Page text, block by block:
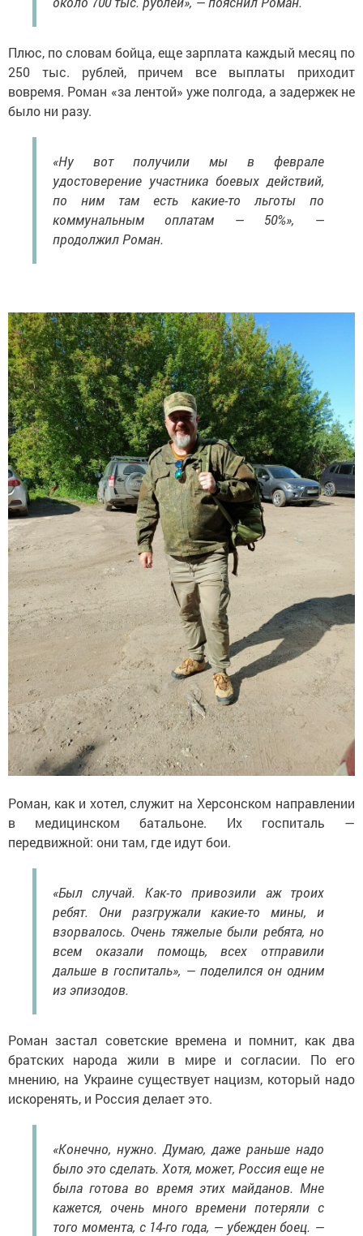
Плюс, по словам бойца, еще зарплата каждый месяц по
250 тыс. рублей, причем все выплаты приходит
вовремя. Роман «за лентой» уже полгода, а задержек не
было ни разу.
«Ну вот получили мы в феврале
удостоверение участника боевых действий,
по ним там есть какие-то льготы по
коммунальным оплатам — 50%», —
продолжил Роман.
Роман, как и хотел, служит на Херсонском направлении
в медицинском батальоне. Их госпиталь —
передвижной: они там, где идут бои.
«Был случай. Как-то привозили аж троих
ребят. Они разгружали какие-то мины, и
взорвалось. Очень тяжелые были ребята, но
всем оказали помощь, всех отправили
дальше в госпиталь», — поделился он одним
из эпизодов.
Роман застал советские времена и помнит, как два
братских народа жили в мире и согласии. По его
мнению, на Украине существует нацизм, который надо
искоренять, и Россия делает это.
«Конечно, нужно. Думаю, даже раньше надо
было это сделать. Хотя, может, Россия еще не
была готова во время этих майданов. Мне
кажется, очень много времени потеряли с
того момента, с 14-го года, — убежден боец. —